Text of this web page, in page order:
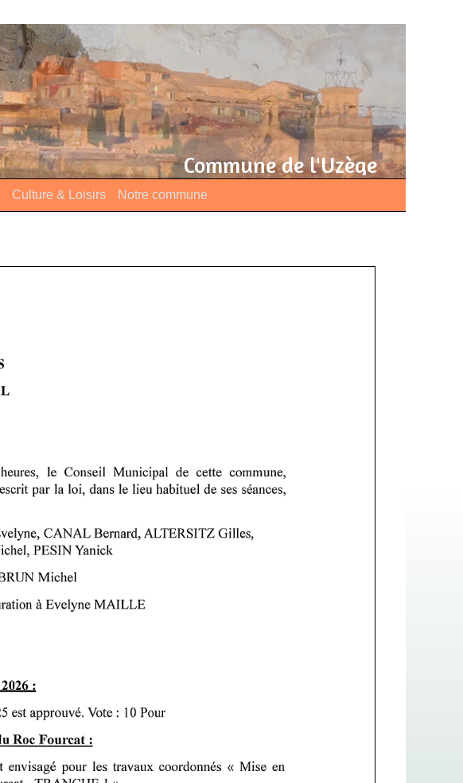
Commune de l'Uzège
Culture & Loisirs Notre commune